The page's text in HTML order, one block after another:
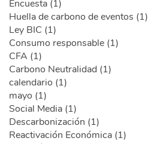
Encuesta (1)
Huella de carbono de eventos (1)
Ley BIC (1)
Consumo responsable (1)
CFA (1)
Carbono Neutralidad (1)
calendario (1)
mayo (1)
Social Media (1)
Descarbonización (1)
Reactivación Económica (1)